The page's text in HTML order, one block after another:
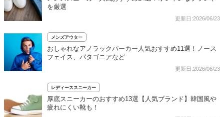
を厳選
更新日:2026/06/23
メンズアウター
おしゃれなアノラックパーカー人気おすすめ11選！ノース
フェイス、パタゴニアなど
更新日:2026/06/23
レディーススニーカー
厚底スニーカーのおすすめ13選【人気ブランド】韓国風や
疲れにくい靴も！